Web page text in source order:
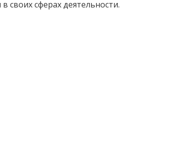
сферах деятельности.